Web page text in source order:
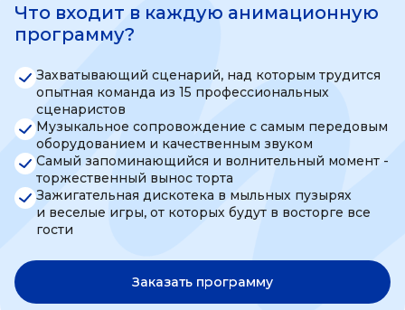
Что входит в каждую анимационную
программу?
Захватывающий сценарий, над которым трудится
опытная команда из 15 профессиональных
сценаристов
Музыкальное сопровождение с самым передовым
оборудованием и качественным звуком
Самый запоминающийся и волнительный момент -
торжественный вынос торта
Зажигательная дискотека в мыльных пузырях
и веселые игры, от которых будут в восторге все
гости
Заказать программу